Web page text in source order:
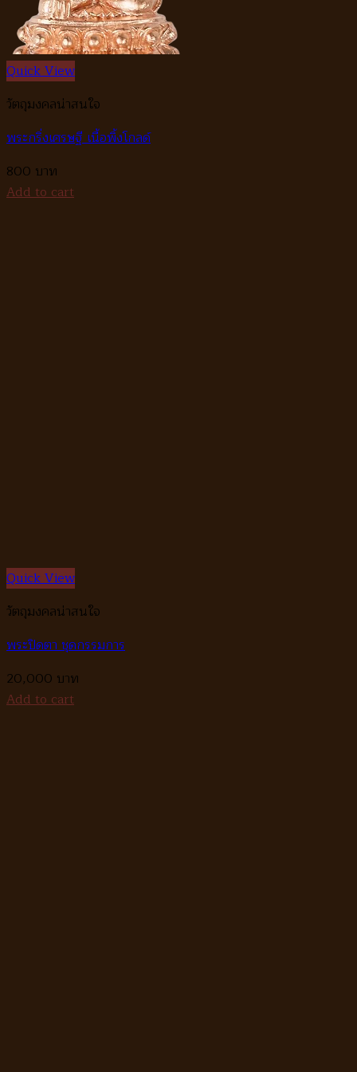
Quick View
วัตถุมงคลน่าสนใจ
พระกริ่งเศรษฐี เนื้อพิ้งโกลด์
800
Add to cart
Quick View
วัตถุมงคลน่าสนใจ
พระปิดตา ชุดกรรมการ
20,000
Add to cart